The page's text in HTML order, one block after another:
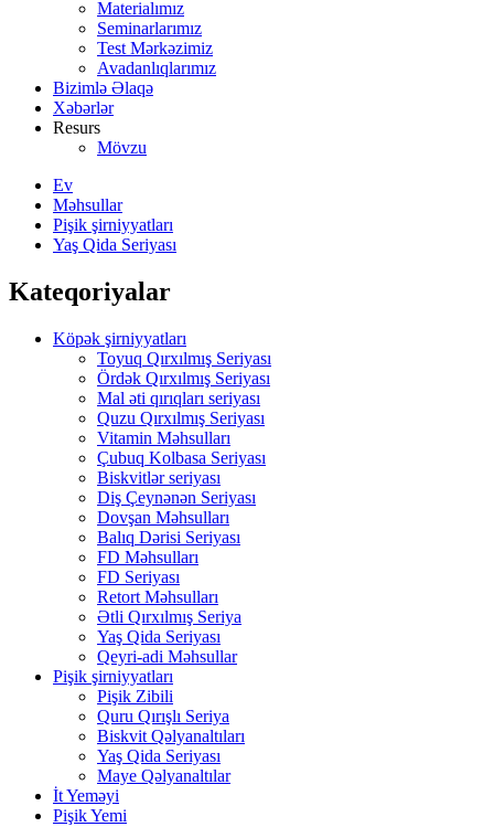
Materialımız
Seminarlarımız
Test Mərkəzimiz
Avadanlıqlarımız
Bizimlə Əlaqə
Xəbərlər
Resurs
Mövzu
Ev
Məhsullar
Pişik şirniyyatları
Yaş Qida Seriyası
Kateqoriyalar
Köpək şirniyyatları
Toyuq Qırxılmış Seriyası
Ördək Qırxılmış Seriyası
Mal əti qırıqları seriyası
Quzu Qırxılmış Seriyası
Vitamin Məhsulları
Çubuq Kolbasa Seriyası
Biskvitlər seriyası
Diş Çeynənən Seriyası
Dovşan Məhsulları
Balıq Dərisi Seriyası
FD Məhsulları
FD Seriyası
Retort Məhsulları
Ətli Qırxılmış Seriya
Yaş Qida Seriyası
Qeyri-adi Məhsullar
Pişik şirniyyatları
Pişik Zibili
Quru Qırışlı Seriya
Biskvit Qəlyanaltıları
Yaş Qida Seriyası
Maye Qəlyanaltılar
İt Yeməyi
Pişik Yemi